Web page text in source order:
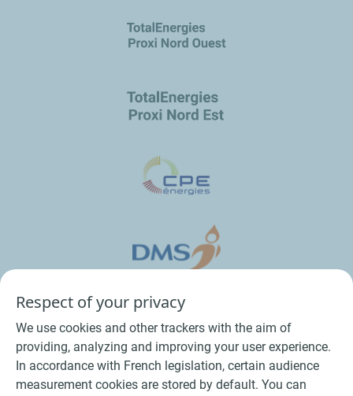
Respect of your privacy
We use cookies and other trackers with the aim of
providing, analyzing and improving your user experience.
In accordance with French legislation, certain audience
measurement cookies are stored by default. You can